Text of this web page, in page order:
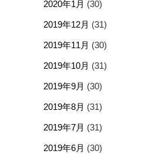
2020年1月 (30)
2019年12月 (31)
2019年11月 (30)
2019年10月 (31)
2019年9月 (30)
2019年8月 (31)
2019年7月 (31)
2019年6月 (30)